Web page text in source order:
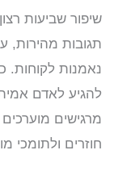
שיפור שביעות
תגובות מהירות,
נאמנות לקוחות.
להגיע לאדם
מרגישים
חוזרים ולתומכי